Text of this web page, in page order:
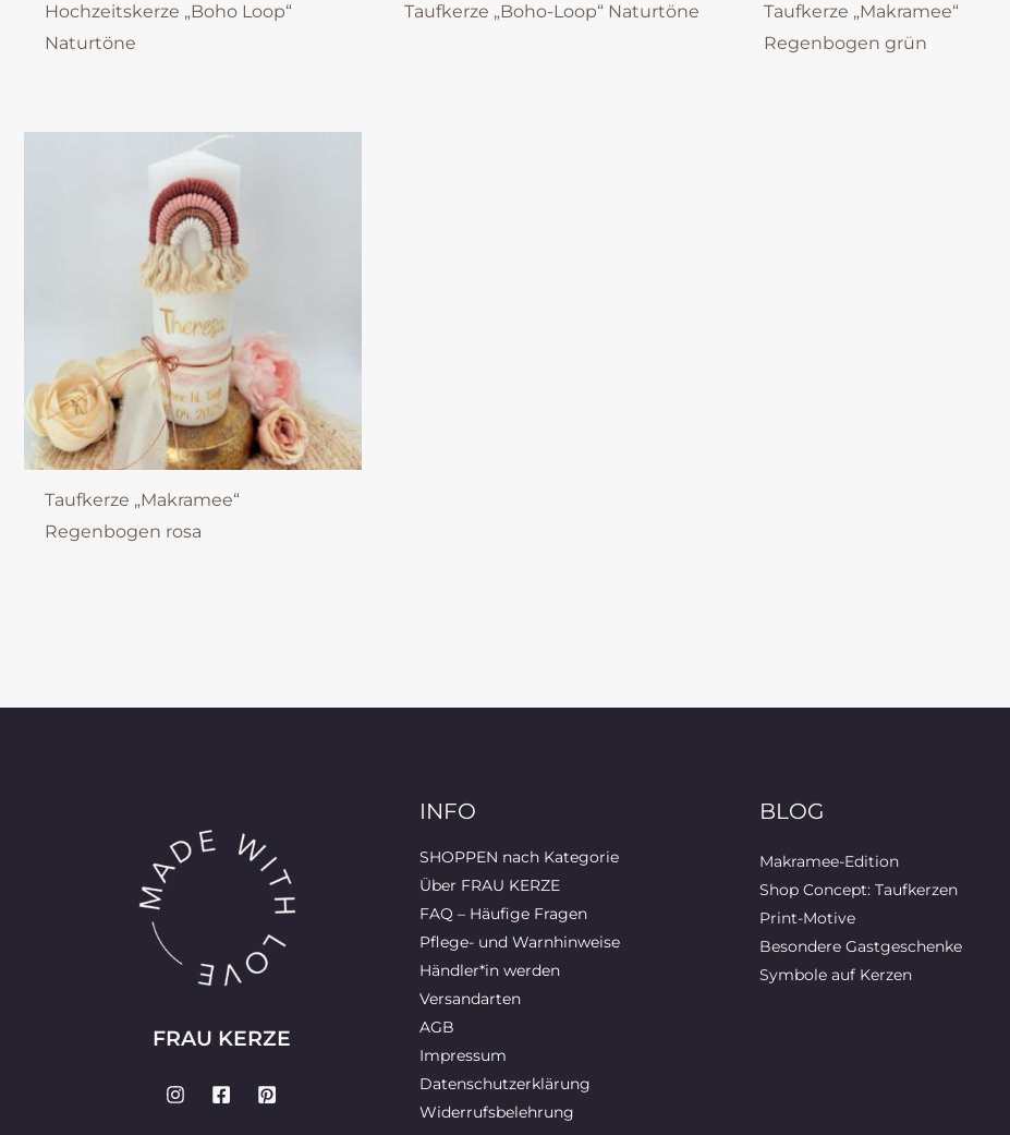
Hochzeitskerze „Boho Loop“
Naturtöne
Taufkerze „Boho-Loop“ Naturtöne
Taufkerze „Makramee“
Regenbogen grün
Taufkerze „Makramee“
Regenbogen rosa
FRAU KERZE
INFO
SHOPPEN nach Kategorie
Über FRAU KERZE
FAQ – Häufige Fragen
Pflege- und Warnhinweise
Händler*in werden
Versandarten
AGB
Impressum
Datenschutzerklärung
Widerrufsbelehrung
BLOG
Makramee-Edition
Shop Concept: Taufkerzen
Print-Motive
Besondere Gastgeschenke
Symbole auf Kerzen